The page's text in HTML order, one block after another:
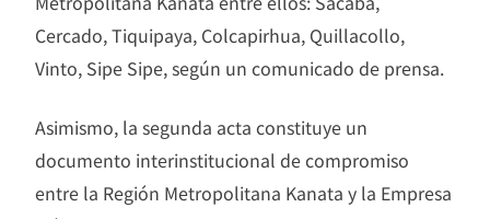
Cercado, Tiquipaya, Colcapirhua, Quillacollo,
Vinto, Sipe Sipe, según un comunicado de prensa.
Asimismo, la segunda acta constituye un
documento interinstitucional de compromiso
entre la Región Metropolitana Kanata y la Empresa